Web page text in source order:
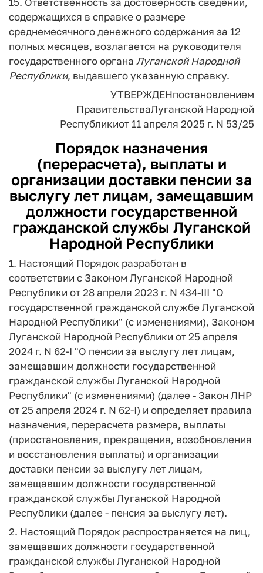
содержащихся в справке о размере
среднемесячного денежного содержания за 12
полных месяцев, возлагается на руководителя
государственного органа Луганской Народной
Республики, выдавшего указанную справку.
УТВЕРЖДЕНпостановлением
ПравительстваЛуганской Народной
Республикиот 11 апреля 2025 г. N 53/25
Порядок назначения
(перерасчета), выплаты и
организации доставки пенсии за
выслугу лет лицам, замещавшим
должности государственной
гражданской службы Луганской
Народной Республики
1. Настоящий Порядок разработан в
соответствии с Законом Луганской Народной
Республики от 28 апреля 2023 г. N 434-III "О
государственной гражданской службе Луганской
Народной Республики" (с изменениями), Законом
Луганской Народной Республики от 25 апреля
2024 г. N 62-I "О пенсии за выслугу лет лицам,
замещавшим должности государственной
гражданской службы Луганской Народной
Республики" (с изменениями) (далее - Закон ЛНР
от 25 апреля 2024 г. N 62-I) и определяет правила
назначения, перерасчета размера, выплаты
(приостановления, прекращения, возобновления
и восстановления выплаты) и организации
доставки пенсии за выслугу лет лицам,
замещавшим должности государственной
гражданской службы Луганской Народной
Республики (далее - пенсия за выслугу лет).
2. Настоящий Порядок распространяется на лиц,
замещавших должности государственной
гражданской службы Луганской Народной